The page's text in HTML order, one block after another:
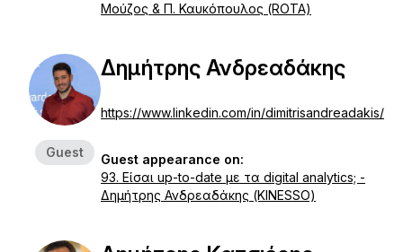
Μούζος & Π. Καυκόπουλος (ROTA)
Guest
Δημήτρης Ανδρεαδάκης
https://www.linkedin.com/in/dimitrisandreadakis/
Guest appearance on:
93. Είσαι up-to-date με τα digital analytics; -
Δημήτρης Ανδρεαδάκης (KINESSO)